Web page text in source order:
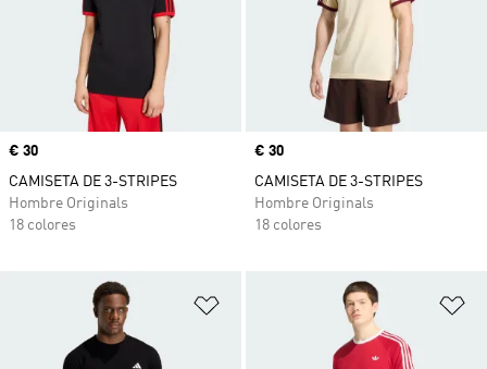
Precio
€ 30
CAMISETA DE 3-STRIPES
Hombre Originals
18 colores
Precio
€ 30
CAMISETA DE 3-STRIPES
Hombre Originals
18 colores
Añadir a la lista de deseos